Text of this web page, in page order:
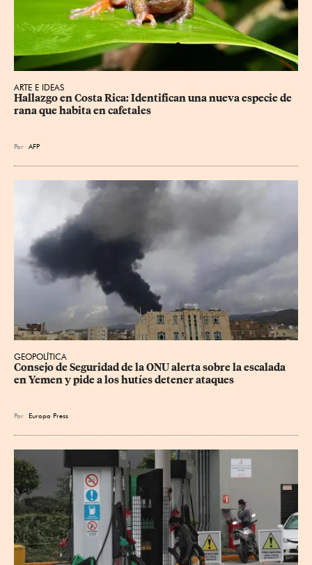
ARTE E IDEAS
Hallazgo en Costa Rica: Identifican una nueva especie de
rana que habita en cafetales
Por AFP
GEOPOLÍTICA
Consejo de Seguridad de la ONU alerta sobre la escalada
en Yemen y pide a los hutíes detener ataques
Por Europa Press